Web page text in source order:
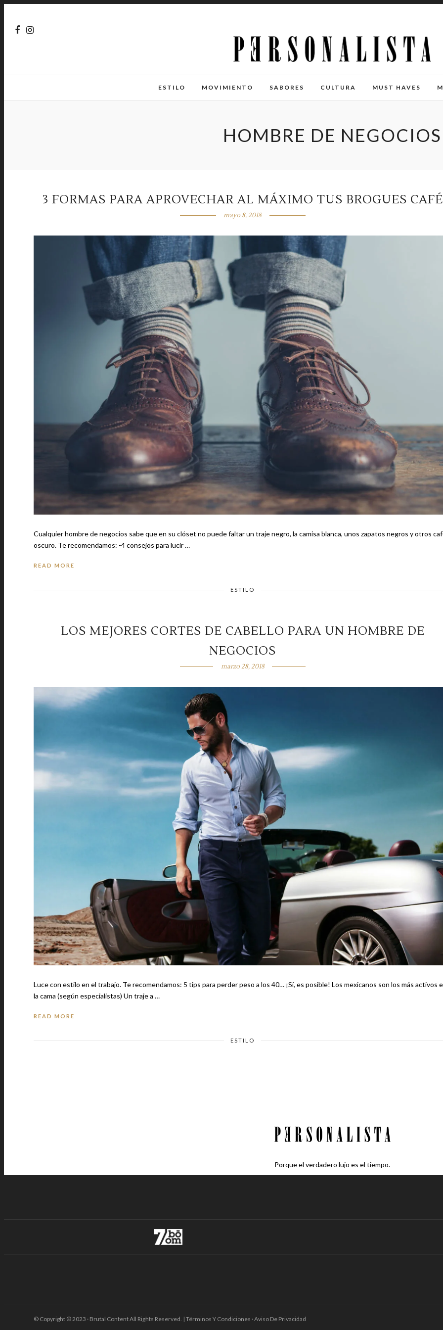
ESTILO MOVIMIENTO SABORES CULTURA MUST HAVES
HOMBRE DE NEGOCIOS
3 FORMAS PARA APROVECHAR AL MÁXIMO TUS BROGUES CAFÉ
mayo 8, 2018
Cualquier hombre de negocios sabe que en su clóset no puede faltar un traje negro, la camisa blanca, unos zapatos negros y otros
oscuro. Te recomendamos: -4 consejos para lucir …
READ MORE
ESTILO
LOS MEJORES CORTES DE CABELLO PARA UN HOMBRE DE
NEGOCIOS
marzo 28, 2018
Luce con estilo en el trabajo. Te recomendamos: 5 tips para perder peso a los 40… ¡Sí, es posible! Los mexicanos son los más activos en
la cama (según especialistas) Un traje a …
READ MORE
ESTILO
Porque el verdadero lujo es el tiempo.
© Copyright © 2023 · Brutal Content All Rights Reserved. | Términos Y Condiciones · Aviso De Privacidad